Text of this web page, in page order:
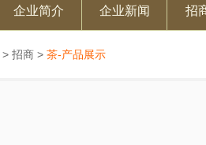
企业简介 企业新闻 招
> 招商 > 茶-产品展示